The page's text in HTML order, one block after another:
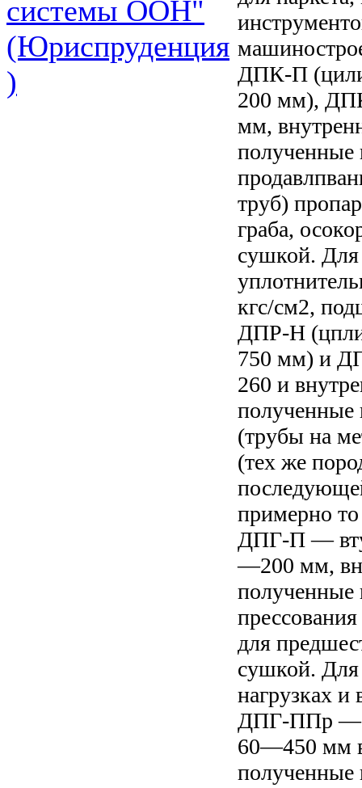
системы ООН"
(Юриспруденция
)
ДПК-П
200 мм),
мм,
полученные
труб)
граба,
сушкой. Для
кгс/см2,
ДПР-Н
750 мм) и
260 и
полученные
(трубы на
(тех же
примерно
ДПГ-П —
—200 мм,
полученные
для
сушкой.
нагрузках и
ДПГ-ППр —
60—450 мм
полученные